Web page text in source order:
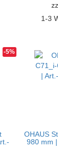
1-3
-5%
OHAUS
980 mm